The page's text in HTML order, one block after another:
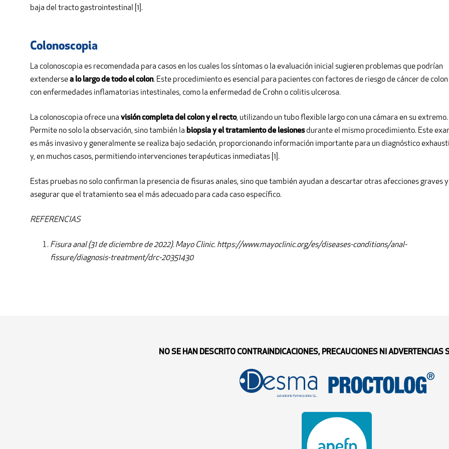
baja del tracto gastrointestinal [1].
Colonoscopia
La colonoscopia es recomendada para casos en los cuales los síntomas o la evaluación inicial sugieren problemas que podrían
extendersea lo largo de todo el colon. Este procedimiento es esencial para pacientes con factores de riesgo de cáncer de colon
con enfermedades inflamatorias intestinales, como la enfermedad de Crohn o colitis ulcerosa.
La colonoscopia ofrece una visión completa del colon y el recto, utilizando un tubo flexible largo con una cámara en su extremo.
Permite no solo la observación, sino también la biopsia y el tratamiento de lesionesdurante el mismo procedimiento. Este
es más invasivo y generalmente se realiza bajo sedación, proporcionando información importante para un diagnóstico
y, en muchos casos, permitiendo intervenciones terapéuticas inmediatas [1].
Estas pruebas no solo confirman la presencia de fisuras anales, sino que también ayudan a descartar otras afecciones graves y
asegurar que el tratamiento sea el más adecuado para cada caso específico.
REFERENCIAS
Fisura anal (31 de diciembre de 2022). Mayo Clinic. https://www.mayoclinic.org/es/diseases-conditions/anal-
fissure/diagnosis-treatment/drc-20351430
NO SE HAN DESCRITO CONTRAINDICACIONES, PRECAUCIONES NI ADVERTENCIAS